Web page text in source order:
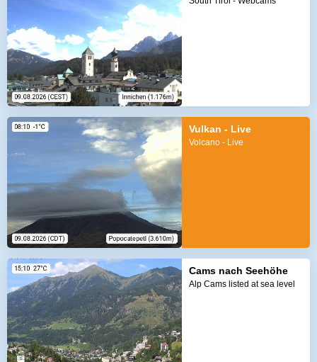
Vulkan - Live
Volcano - Live
Cams nach Seehöhe
Alp Cams listed at sea level